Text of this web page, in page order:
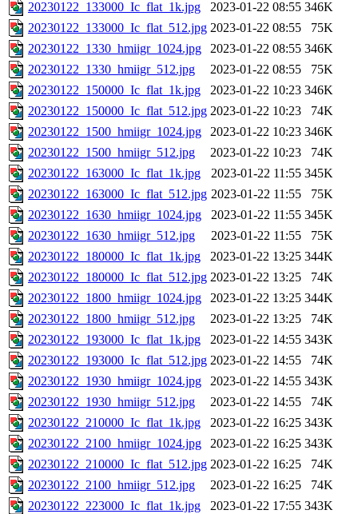
20230122_133000_Ic_flat_1k.jpg
2023-01-22 08:55 346K
20230122_133000_Ic_flat_512.jpg 2023-01-22 08:55
75K
20230122_1330_hmiigr_1024.jpg
2023-01-22 08:55 346K
20230122_1330_hmiigr_512.jpg
2023-01-22 08:55
75K
20230122_150000_Ic_flat_1k.jpg
2023-01-22 10:23 346K
20230122_150000_Ic_flat_512.jpg 2023-01-22 10:23
74K
20230122_1500_hmiigr_1024.jpg
2023-01-22 10:23 346K
20230122_1500_hmiigr_512.jpg
2023-01-22 10:23
74K
20230122_163000_Ic_flat_1k.jpg
2023-01-22 11:55 345K
20230122_163000_Ic_flat_512.jpg 2023-01-22 11:55
75K
20230122_1630_hmiigr_1024.jpg
2023-01-22 11:55 345K
20230122_1630_hmiigr_512.jpg
2023-01-22 11:55
75K
20230122_180000_Ic_flat_1k.jpg
2023-01-22 13:25 344K
20230122_180000_Ic_flat_512.jpg 2023-01-22 13:25
74K
20230122_1800_hmiigr_1024.jpg
2023-01-22 13:25 344K
20230122_1800_hmiigr_512.jpg
2023-01-22 13:25
74K
20230122_193000_Ic_flat_1k.jpg
2023-01-22 14:55 343K
20230122_193000_Ic_flat_512.jpg 2023-01-22 14:55
74K
20230122_1930_hmiigr_1024.jpg
2023-01-22 14:55 343K
20230122_1930_hmiigr_512.jpg
2023-01-22 14:55
74K
20230122_210000_Ic_flat_1k.jpg
2023-01-22 16:25 343K
20230122_2100_hmiigr_1024.jpg
2023-01-22 16:25 343K
20230122_210000_Ic_flat_512.jpg 2023-01-22 16:25
74K
20230122_2100_hmiigr_512.jpg
2023-01-22 16:25
74K
20230122_223000_Ic_flat_1k.jpg
2023-01-22 17:55 343K